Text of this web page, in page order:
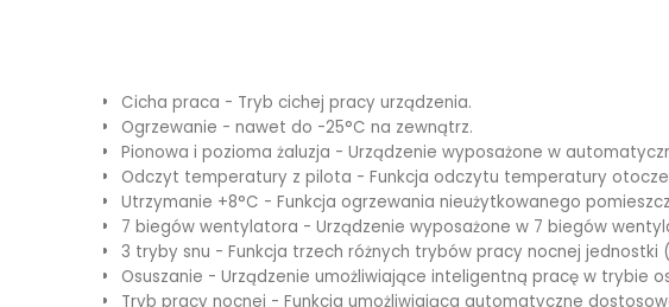
Cicha praca - Tryb cichej pracy urządzenia.
Ogrzewanie - nawet do -25°C na zewnątrz.
Pionowa i pozioma żaluzja - Urządzenie wyposażone w
Odczyt temperatury z pilota - Funkcja odczytu temperatury
Utrzymanie +8°C - Funkcja ogrzewania nieużytkowanego
7 biegów wentylatora - Urządzenie wyposażone w 7 biegów
3 tryby snu - Funkcja trzech różnych trybów pracy nocnej
Osuszanie - Urządzenie umożliwiające inteligentną pracę w trybie
Tryb pracy nocnej - Funkcja umożliwiająca automatyczne